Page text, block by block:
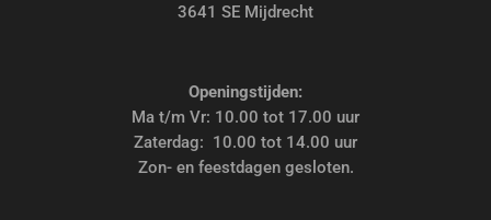
3641 SE Mijdrecht
Openingstijden:
Ma t/m Vr: 10.00 tot 17.00 uur
Zaterdag: 10.00 tot 14.00 uur
Zon- en feestdagen gesloten.